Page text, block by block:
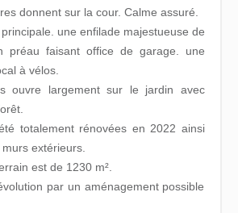
donnent sur la cour. Calme assuré.
une enfilade majestueuse de
préau faisant office de garage. une
à vélos.
ouvre largement sur le jardin avec
totalement rénovées en 2022 ainsi
extérieurs.
est de 1230 m².
par un aménagement possible